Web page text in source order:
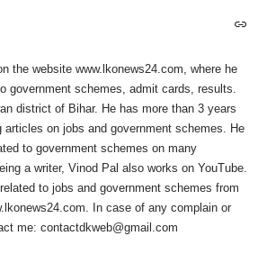
the website www.lkonews24.com, where he
government schemes, admit cards, results.
district of Bihar. He has more than 3 years
articles on jobs and government schemes. He
to government schemes on many
a writer, Vinod Pal also works on YouTube.
to jobs and government schemes from
In case of any complain or
me: contactdkweb@gmail.com